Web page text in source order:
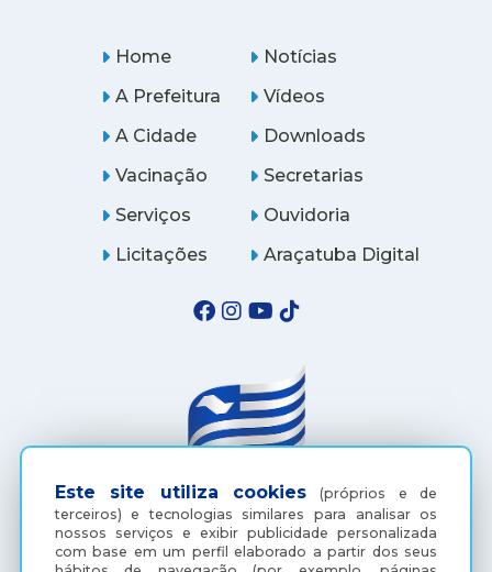
Este site utiliza cookies (próprios e de
terceiros) e tecnologias similares para analisar os
nossos serviços e exibir publicidade personalizada
com base em um perfil elaborado a partir dos seus
Home
A Prefeitura
A Cidade
Notícias
Vídeos
Downloads
Vacinação
Serviços
Licitações
Secretarias
Ouvidoria
Araçatuba Digital
(18) 3607-6500